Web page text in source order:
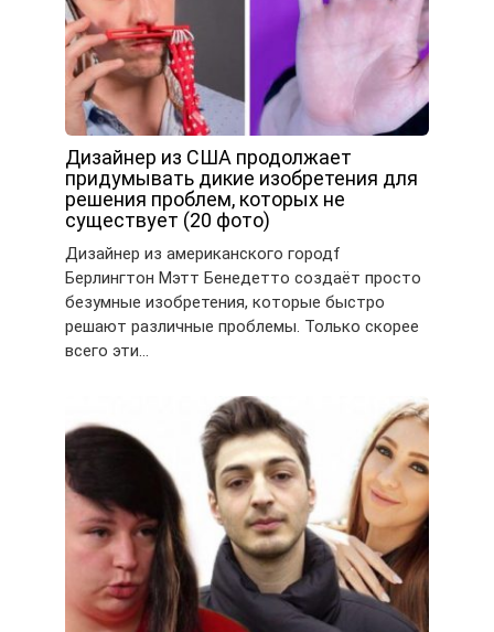
Дизайнер из США продолжает
придумывать дикие изобретения для
решения проблем, которых не
существует (20 фото)
Дизайнер из американского городf
Берлингтон Мэтт Бенедетто создаёт просто
безумные изобретения, которые быстро
решают различные проблемы. Только скорее
всего эти…